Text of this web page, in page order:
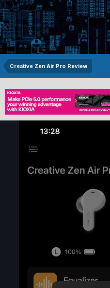
Creative Zen Air Pro Review